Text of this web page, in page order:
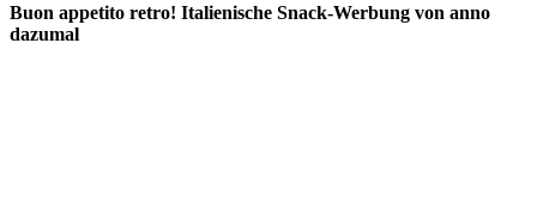
Buon appetito retro! Italienische Snack-Werbung von anno
dazumal